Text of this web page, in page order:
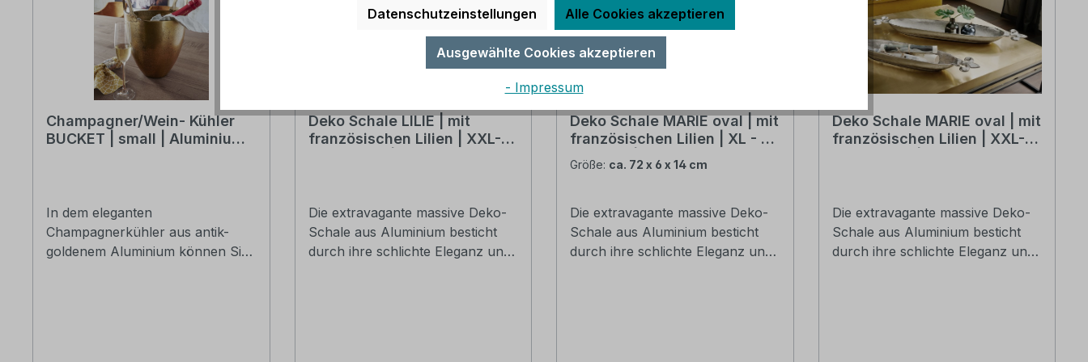
Champagner/Wein- Kühler
BUCKET | small | Aluminium
In dem eleganten
Champagnerkühler aus antik-
goldenem Aluminium können Sie
Deko Schale LILIE | mit
französischen Lilien | XXL-
Die extravagante massive Deko-
Schale aus Aluminium besticht
durch ihre schlichte Eleganz und
Deko Schale MARIE oval | mit
französischen Lilien | XL - 72
cm breit | Metall silber-natur
vernickelt
Größe: ca. 72 x 6 x 14 cm
Die extravagante massive Deko-
Schale aus Aluminium besticht
durch ihre schlichte Eleganz und
Deko Schale MARIE oval | mit
französischen Lilien | XXL-
Die extravagante massive Deko-
Schale aus Aluminium besticht
durch ihre schlichte Eleganz und
Datenschutzeinstellungen Alle Cookies akzeptieren
Ausgewählte Cookies akzeptieren
- Impressum